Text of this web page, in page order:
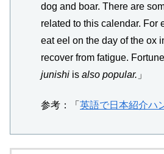
dog and boar. There are
related to this calendar. For
eat eel on the day of the ox
recover from fatigue.
junishi is also popular. 」
参考：「 英語で日本紹介ハ